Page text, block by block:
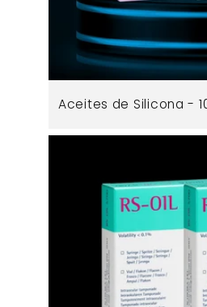
Aceites de Silicona -